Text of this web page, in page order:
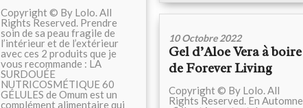
Copyright © By Lolo. All
Rights Reserved. Prendre
soin de sa peau fragile de
l’intérieur et de l’extérieur
avec ces 2 produits que je
vous recommande : LA
SURDOUÉE
NUTRICOSMÉTIQUE 60
GÉLULES de Omum est un
complément alimentaire qui
10 Octobre 2022
Gel d’Aloe Vera à boire
de Forever Living
Copyright © By Lolo. All
Rights Reserved. En Automne